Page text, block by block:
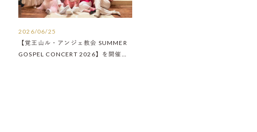
2026/06/25
【覚王山ル・アンジェ教会 SUMMER
GOSPEL CONCERT 2026】を開催い